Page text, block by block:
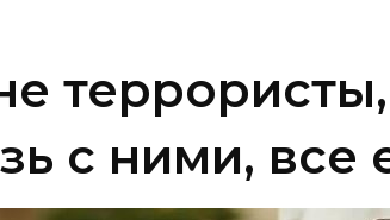
с ними,